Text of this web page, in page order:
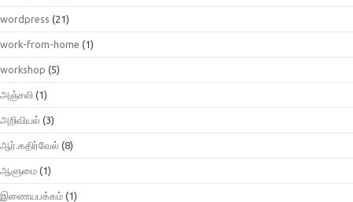
wordpress (21)
work-from-home (1)
workshop (5)
அஞ்சலி (1)
அறிவியல் (3)
ஆர்.கதிர்வேல் (8)
ஆளுமை (1)
இணையபக்கம் (1)